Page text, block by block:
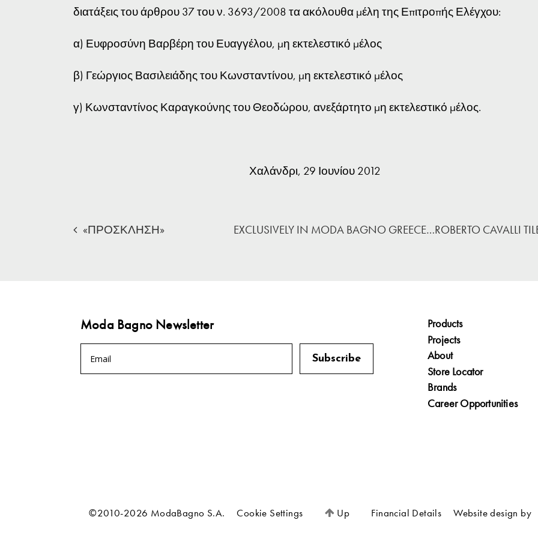
διατάξεις του άρθρου 37 του ν. 3693/2008 τα ακόλουθα μέλη της Επιτροπής Ελέγχου:
α) Ευφροσύνη Βαρβέρη του Ευαγγέλου, μη εκτελεστικό μέλος
β) Γεώργιος Βασιλειάδης του Κωνσταντίνου, μη εκτελεστικό μέλος
γ) Κωνσταντίνος Καραγκούνης του Θεοδώρου, ανεξάρτητο μη εκτελεστικό μέλος.
Χαλάνδρι, 29 Ιουνίου 2012
«ΠΡΟΣΚΛΗΣΗ» EXCLUSIVELY IN MODA BAGNO GREECE…ROBERTO CAVALLI
Moda Bagno Newsletter
Products
Projects
About
Store Locator
Brands
Career Opportunities
©2010-2026 ModaBagno S.A. Cookie Settings Up Financial Details Website design by